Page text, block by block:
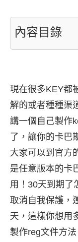
內容目錄
現在很多KEY都
解的或者種種渠
講一個自己製作
了，讓你的卡巴
大家可以到官方
是任意版本的卡
用！30天到期了
取消自我保護，
天，這樣你想用
製作reg文件方